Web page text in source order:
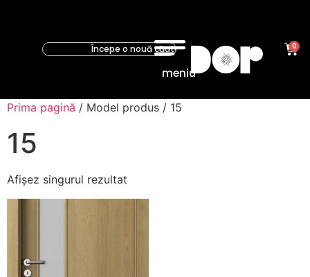
meniu
0
Prima pagină / Model produs / 15
15
Afișez singurul rezultat